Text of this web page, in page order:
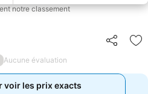
notre classement
Partager
Aucune évaluation
voir les prix exacts
voir les prix exacts